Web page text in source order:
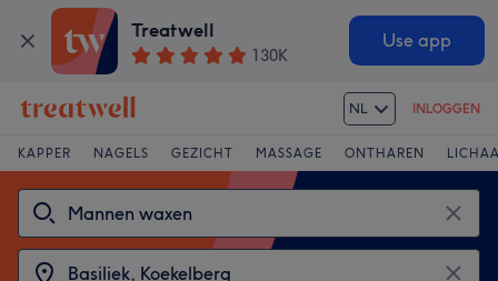
Treatwell
130K
Use app
NL INLOGGEN
KAPPER NAGELS GEZICHT MASSAGE ONTHAREN